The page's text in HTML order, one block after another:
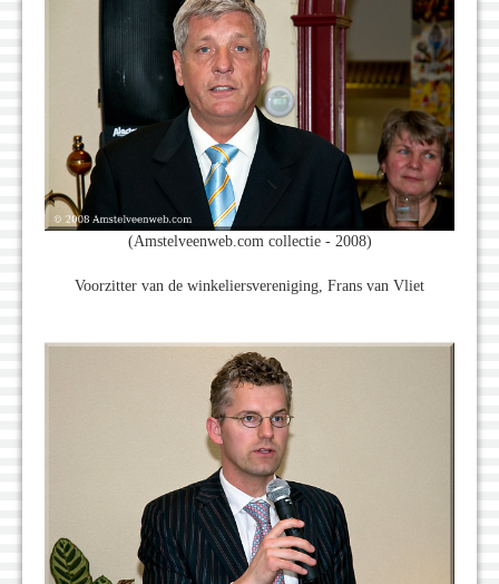
(Amstelveenweb.com collectie - 2008)
Voorzitter van de winkeliersvereniging, Frans van Vliet